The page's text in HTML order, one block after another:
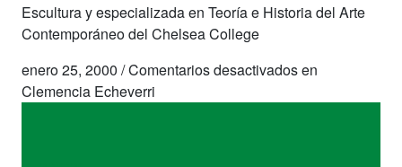
Escultura y especializada en Teoría e Historia del Arte
Contemporáneo del Chelsea College
enero 25, 2000 /Comentarios desactivadosen
Clemencia Echeverri